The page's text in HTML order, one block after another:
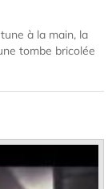
à la main, la
tombe bricolée